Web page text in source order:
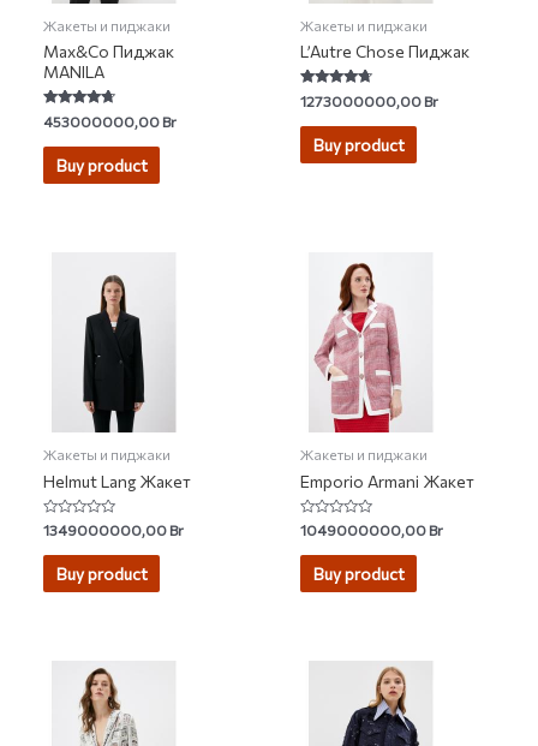
Жакеты и пиджаки
Max&Co Пиджак
MANILA
Rated
4.50
out of 5
453000000,00Br
Buy product
Жакеты и пиджаки
L’Autre Chose Пиджак
Rated
4.50
out of 5
1273000000,00Br
Buy product
Жакеты и пиджаки
Helmut Lang Жакет
Rated
0
out
1349000000,00Br
Buy product
Жакеты и пиджаки
Emporio Armani Жакет
Rated
0
out
1049000000,00Br
Buy product